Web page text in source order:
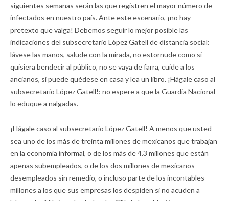
siguientes semanas serán las que registren el mayor número de
infectados en nuestro país. Ante este escenario, ¡no hay
pretexto que valga! Debemos seguir lo mejor posible las
indicaciones del subsecretario López Gatell de distancia social:
lávese las manos, salude con la mirada, no estornude como si
quisiera bendecir al público, no se vaya de farra, cuide a los
ancianos, si puede quédese en casa y lea un libro. ¡Hágale caso al
subsecretario López Gatell!: no espere a que la Guardia Nacional
lo eduque a nalgadas.
¡Hágale caso al subsecretario López Gatell! A menos que usted
sea uno de los más de treinta millones de mexicanos que trabajan
en la economía informal, o de los más de 4.3 millones que están
apenas subempleados, o de los dos millones de mexicanos
desempleados sin remedio, o incluso parte de los incontables
millones a los que sus empresas los despiden si no acuden a